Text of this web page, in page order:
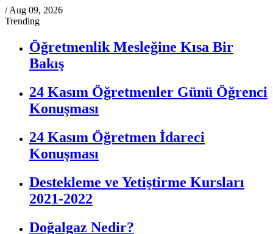
/ Aug 09, 2026
Trending
Öğretmenlik Mesleğine Kısa Bir
Bakış
24 Kasım Öğretmenler Günü Öğrenci
Konuşması
24 Kasım Öğretmen İdareci
Konuşması
Destekleme ve Yetiştirme Kursları
2021-2022
Doğalgaz Nedir?